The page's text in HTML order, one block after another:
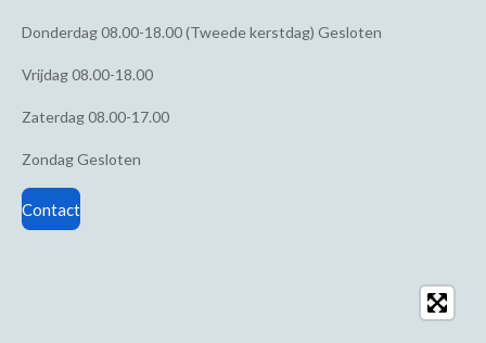
Donderdag08.00-18.00 (Tweede kerstdag) Gesloten
Vrijdag08.00-18.00
Zaterdag08.00-17.00
ZondagGesloten
Contact